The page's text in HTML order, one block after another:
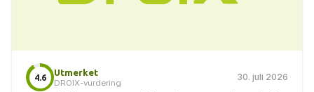
4.6
Utmerket
DROIX-vurdering
30. juli 2026